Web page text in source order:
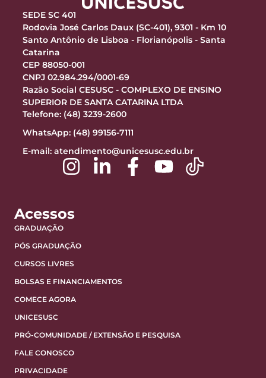
SEDE SC 401
Rodovia José Carlos Daux (SC-401), 9301 - Km 10
Santo Antônio de Lisboa - Florianópolis - Santa
Catarina
CEP 88050-001
CNPJ 02.984.294/0001-69
Razão Social CESUSC - COMPLEXO DE ENSINO
SUPERIOR DE SANTA CATARINA LTDA
Telefone: (48) 3239-2600
WhatsApp: (48) 99156-7111
E-mail: atendimento@unicesusc.edu.br
Acessos
GRADUAÇÃO
PÓS GRADUAÇÃO
CURSOS LIVRES
BOLSAS E FINANCIAMENTOS
COMECE AGORA
UNICESUSC
PRÓ-COMUNIDADE / EXTENSÃO E PESQUISA
FALE CONOSCO
PRIVACIDADE